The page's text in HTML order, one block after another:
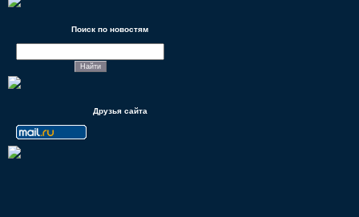
Поиск по новостям
Друзья сайта